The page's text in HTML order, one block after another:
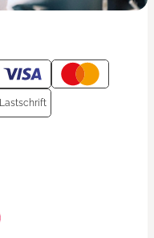
Lastschrift